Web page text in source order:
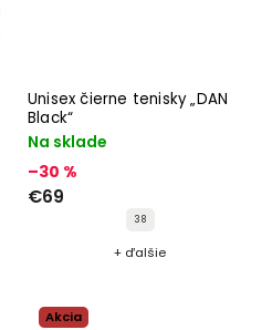
Unisex čierne tenisky „DAN
Black“
Na sklade
–30 %
€69
38
+ ďalšie
Akcia